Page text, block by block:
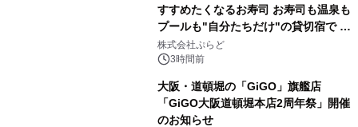
すすめたくなるお寿司 お寿司も温泉も
プールも"自分たちだけ"の貸切宿で 1
日1組限定「岩屋温泉 絵島別庭 海と
森」の握り寿司プラン
株式会社ぷらど
3時間前
大阪・道頓堀の「GiGO」旗艦店
「GiGO大阪道頓堀本店2周年祭」開催
のお知らせ